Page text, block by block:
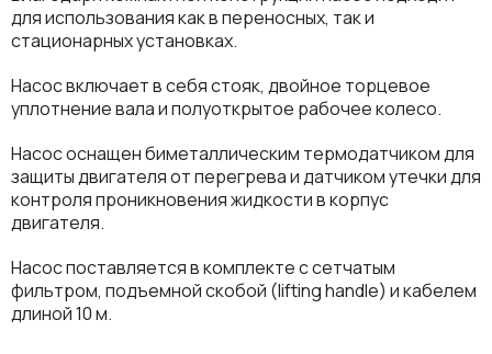
для использования как в переносных, так и
стационарных установках.
Насос включает в себя стояк, двойное торцевое
уплотнение вала и полуоткрытое рабочее колесо.
Насос оснащен биметаллическим термодатчиком для
защиты двигателя от перегрева и датчиком утечки для
контроля проникновения жидкости в корпус
двигателя.
Насос поставляется в комплекте с сетчатым
фильтром, подъемной скобой (lifting handle) и кабелем
длиной 10 м.